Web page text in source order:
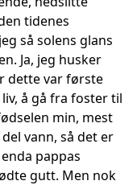
tidenes
så solens glans
Ja, jeg husker
dette var første
å gå fra foster til
min, mest
vann, så det er
pappas
gutt. Men nok